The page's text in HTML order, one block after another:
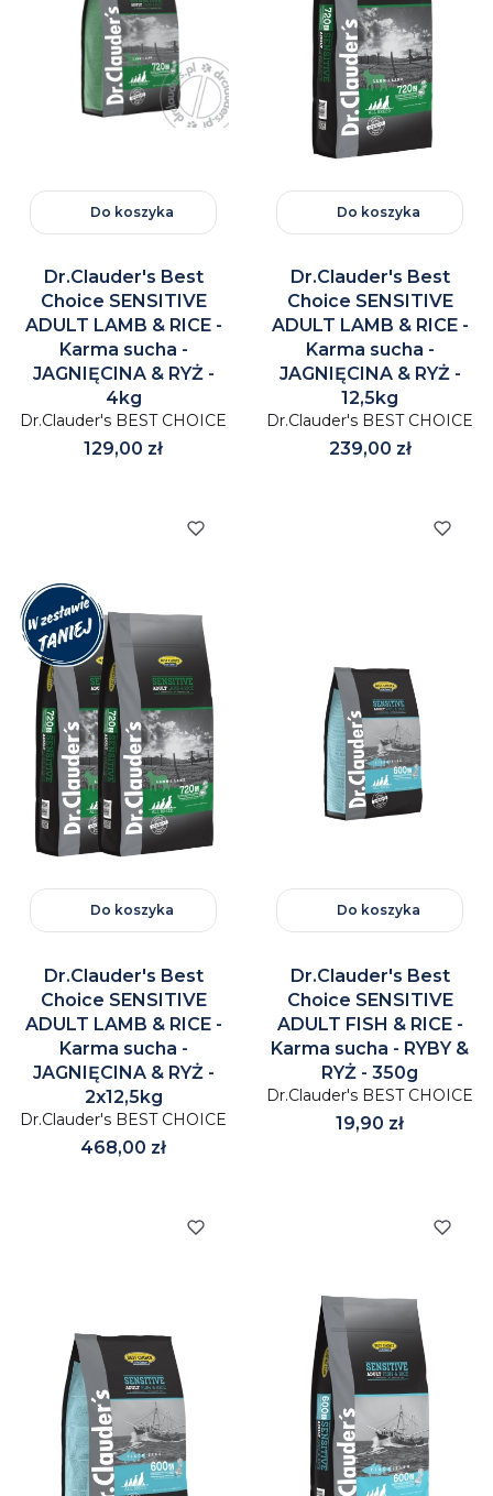
Do koszyka
Dr.Clauder's Best
Choice SENSITIVE
ADULT LAMB & RICE -
Karma sucha -
JAGNIĘCINA & RYŻ -
4kg
Dr.Clauder's BEST CHOICE
Cena
129,00 zł
Do koszyka
Dr.Clauder's Best
Choice SENSITIVE
ADULT LAMB & RICE -
Karma sucha -
JAGNIĘCINA & RYŻ -
12,5kg
Dr.Clauder's BEST CHOICE
Cena
239,00 zł
Do koszyka
Dr.Clauder's Best
Choice SENSITIVE
ADULT LAMB & RICE -
Karma sucha -
JAGNIĘCINA & RYŻ -
2x12,5kg
Dr.Clauder's BEST CHOICE
Cena
468,00 zł
Do koszyka
Dr.Clauder's Best
Choice SENSITIVE
ADULT FISH & RICE -
Karma sucha - RYBY &
RYŻ - 350g
Dr.Clauder's BEST CHOICE
Cena
19,90 zł